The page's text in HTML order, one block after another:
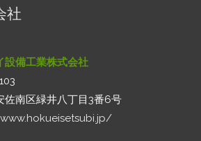
社
設備工業株式会社
佐南区緑井八丁目3番6号